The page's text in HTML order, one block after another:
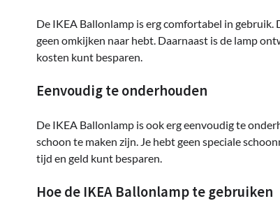
De IKEA Ballonlamp is erg comfortabel in gebruik.
geen omkijken naar hebt. Daarnaast is de lamp
kosten kunt besparen.
Eenvoudig te onderhouden
De IKEA Ballonlamp is ook erg eenvoudig te
schoon te maken zijn. Je hebt geen speciale
tijd en geld kunt besparen.
Hoe de IKEA Ballonlamp te gebruiken